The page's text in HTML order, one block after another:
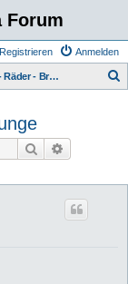
Forum
Anmelden
Registrieren
Fahrwerk - Räder - Bremse - ABS - VSC
Suche